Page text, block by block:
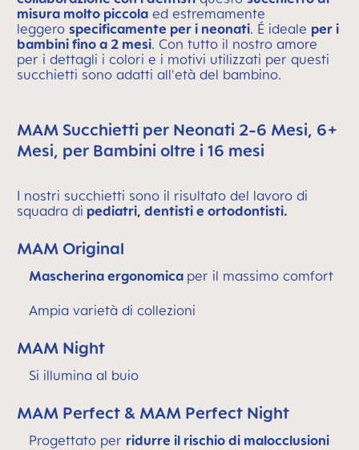
misura molto piccola ed estremamente
leggero specificamente per i neonati. É ideale per i
bambini fino a 2 mesi. Con tutto il nostro amore
per i dettagli i colori e i motivi utilizzati per questi
succhietti sono adatti all'età del bambino.
MAM Succhietti per Neonati 2-6 Mesi, 6+
Mesi, per Bambini oltre i 16 mesi
I nostri succhietti sono il risultato del lavoro di
squadra di pediatri, dentisti e ortodontisti.
MAM Original
Mascherina ergonomica per il massimo comfort
Ampia varietà di collezioni
MAM Night
Si illumina al buio
MAM Perfect & MAM Perfect Night
Progettato per ridurre il rischio di malocclusioni